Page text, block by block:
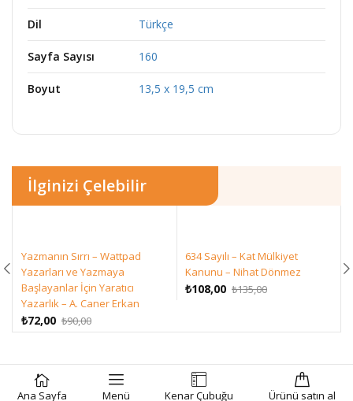
Ana Sayfa Menü Kenar Çubuğu Ürünü satın al
SEPETE EKLE SATIN AL
Dil Türkçe
Sayfa Sayısı 160
Boyut 13,5 x 19,5 cm
İlginizi Çelebilir
Yazmanın Sırrı – Wattpad
Yazarları ve Yazmaya
Başlayanlar İçin Yaratıcı
Yazarlık – A. Caner Erkan
₺90,00Orijinal
fiyat:
₺72,00
Şu
andaki
₺72,00.
634 Sayılı – Kat Mülkiyet
Kanunu – Nihat Dönmez
₺135,00Orijinal
₺108,00
Şu
₺108,00.